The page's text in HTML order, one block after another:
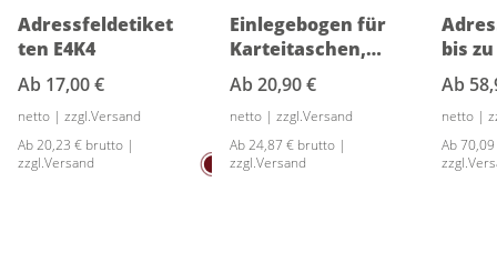
Adressfeldetiket
ten E4K4
Ab 17,00 €
netto | zzgl.Versand
Ab 20,23 € brutto |
zzgl.Versand
Einlegebogen für
Karteitaschen,
Muster 1E7
Ab20,90 €
netto | zzgl.Versand
Ab 24,87 € brutto |
zzgl.Versand
bis
Ab
netto |
Ab